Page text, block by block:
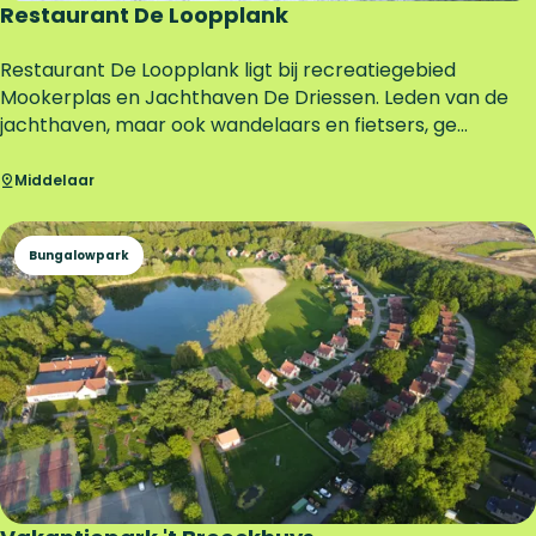
e
Restaurant De Loopplank
R
e
s
a
r
a
n
t
D
e
L
o
o
p
p
Restaurant De Loopplank ligt bij recreatiegebied
Mookerplas en Jachthaven De Driessen. Leden van de
jachthaven, maar ook wandelaars en fietsers, ge...
Middelaar
Bungalowpark